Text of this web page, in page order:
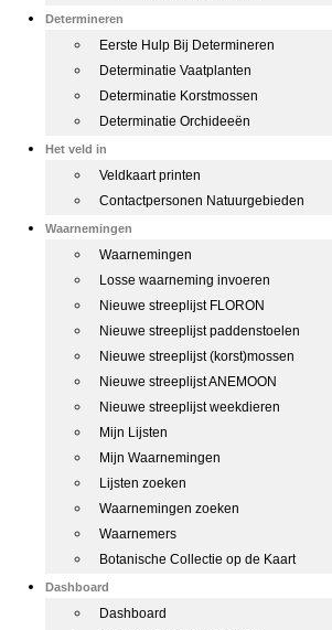
Determineren
Eerste Hulp Bij Determineren
Determinatie Vaatplanten
Determinatie Korstmossen
Determinatie Orchideeën
Het veld in
Veldkaart printen
Contactpersonen Natuurgebieden
Waarnemingen
Waarnemingen
Losse waarneming invoeren
Nieuwe streeplijst FLORON
Nieuwe streeplijst paddenstoelen
Nieuwe streeplijst (korst)mossen
Nieuwe streeplijst ANEMOON
Nieuwe streeplijst weekdieren
Mijn Lijsten
Mijn Waarnemingen
Lijsten zoeken
Waarnemingen zoeken
Waarnemers
Botanische Collectie op de Kaart
Dashboard
Dashboard